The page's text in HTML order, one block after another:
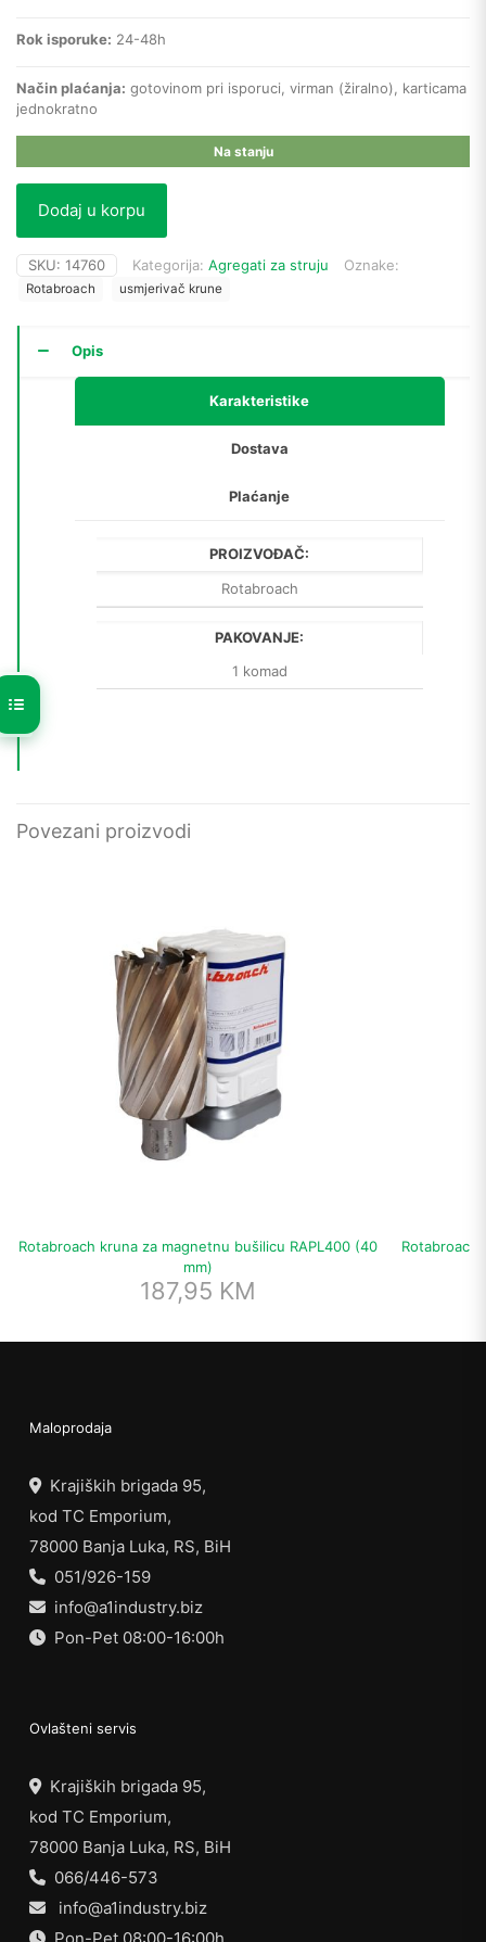
Rok isporuke: 24-48h
Način plaćanja: gotovinom pri isporuci, virman (žiralno), karticama
jednokratno
Na stanju
Dodaj u korpu
SKU: 14760 Kategorija: Agregati za struju Oznake:
Rotabroach usmjerivač krune
Opis
Karakteristike
Dostava
Plaćanje
PROIZVOĐAČ:
Rotabroach
PAKOVANJE:
1 komad
Povezani proizvodi
Rotabroach kruna za magnetnu bušilicu RAPL400 (40
mm)
187,95 KM
Rotabroach
Maloprodaja
Krajiških brigada 95,
kod TC Emporium,
78000 Banja Luka, RS, BiH
051/926-159
info@a1industry.biz
Pon-Pet 08:00-16:00h
Ovlašteni servis
Krajiških brigada 95,
kod TC Emporium,
78000 Banja Luka, RS, BiH
066/446-573
info@a1industry.biz